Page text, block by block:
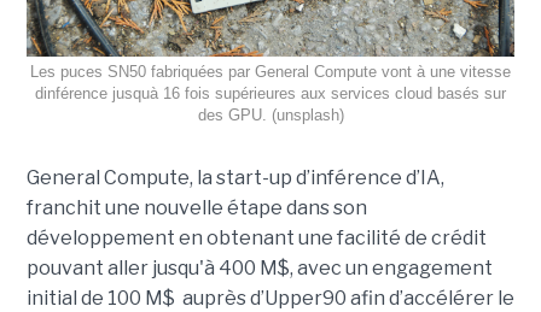
Les puces SN50 fabriquées par General Compute vont à une vitesse
dinférence jusquà 16 fois supérieures aux services cloud basés sur
des GPU. (unsplash)
General Compute, la start-up d’inférence d’IA,
franchit une nouvelle étape dans son
développement en obtenant une facilité de crédit
pouvant aller jusqu'à 400 M$, avec un engagement
initial de 100 M$ auprès d’Upper90 afin d’accélérer le